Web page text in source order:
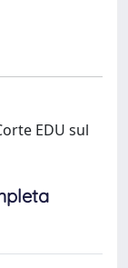
EDU sul